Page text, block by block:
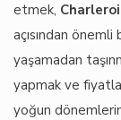
etmek,
açısından
yaşamadan
yapmak ve
yoğun